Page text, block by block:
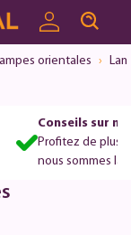
orientales
Conseils sur
Profitez de plus
nous sommes là